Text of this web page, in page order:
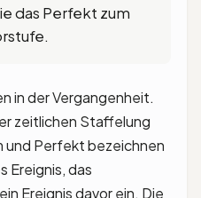
das Perfekt zum
in der Vergangenheit.
zeitlichen Staffelung
und Perfekt bezeichnen
Ereignis, das
Ereignis davor ein. Die